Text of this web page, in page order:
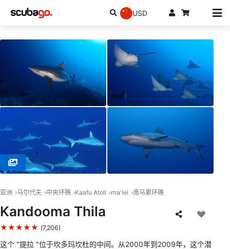
USD
亚洲 马尔代夫 中央环礁 Kaafu Atoll ma'lei 南马累环礁
Kandooma Thila
★★★★★ (7,206)
这个 "提拉 "位于坎多玛坎杜的中间。从2000年到2009年，这个潜